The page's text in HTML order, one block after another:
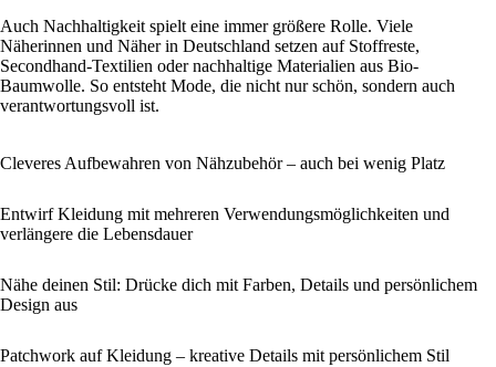
Auch Nachhaltigkeit spielt eine immer größere Rolle. Viele
Näherinnen und Näher in Deutschland setzen auf Stoffreste,
Secondhand-Textilien oder nachhaltige Materialien aus Bio-
Baumwolle. So entsteht Mode, die nicht nur schön, sondern auch
verantwortungsvoll ist.
Cleveres Aufbewahren von Nähzubehör – auch bei wenig Platz
Entwirf Kleidung mit mehreren Verwendungsmöglichkeiten und
verlängere die Lebensdauer
Nähe deinen Stil: Drücke dich mit Farben, Details und persönlichem
Design aus
Patchwork auf Kleidung – kreative Details mit persönlichem Stil